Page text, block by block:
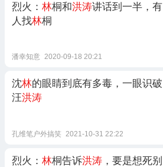
烈火： 林桐和洪涛讲话到一半，有
人找林桐
潘幸知意 2020-09-18 20:21
沈林的眼睛到底有多毒，一眼识破
汪洪涛
孔维笔户外搞笑 2021-10-31 22:22
烈火： 林桐告诉洪涛 ，要是想死别